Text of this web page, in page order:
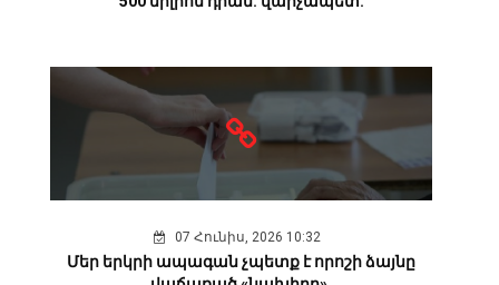
07 Հունիս, 2026 10:32
Մեր երկրի ապագան չպետք է որոշի ձայնը